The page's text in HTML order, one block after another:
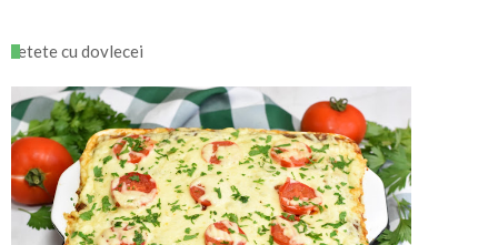
retete cu dovlecei